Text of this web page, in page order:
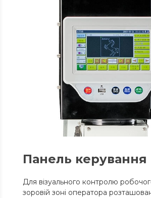
Панель керування
Для візуального контролю
зоровій зоні оператора